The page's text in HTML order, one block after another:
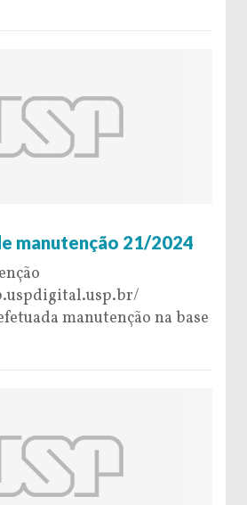
manutenção 21/2024
manutenção na base